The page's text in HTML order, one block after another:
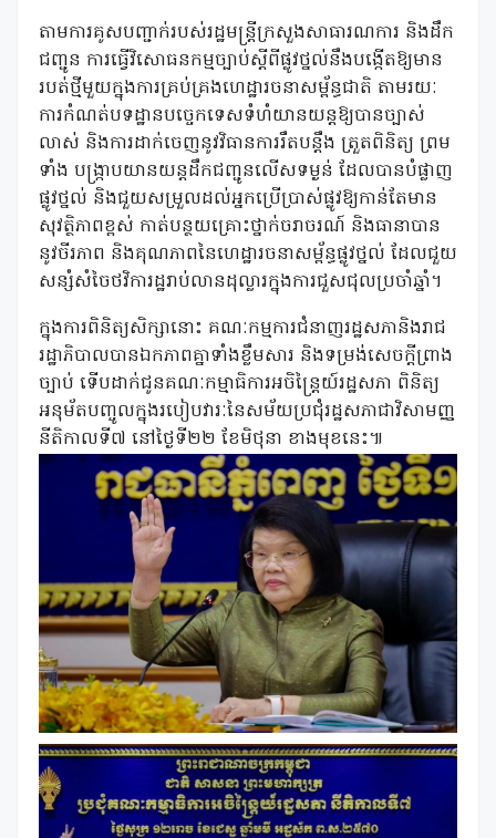
តាមការគូសបញ្ជាក់របស់រដ្ឋមន្ត្រីក្រសួងសាធារណការ និងដឹក
ជញ្ជូន ការធ្វើវិសោធនកម្មច្បាប់ស្តីពីផ្លូវថ្នល់នឹងបង្កើតឱ្យមាន
របត់ថ្មីមួយក្នុងការគ្រប់គ្រងហេដ្ឋារចនាសម្ព័ន្ធជាតិ តាមរយៈ
ការកំណត់បទដ្ឋានបច្ចេកទេសទំហំយានយន្តឱ្យបានច្បាស់
លាស់ និងការដាក់ចេញនូវវិធានការរឹតបន្តឹង ត្រួតពិនិត្យ ព្រម
ទាំង បង្ក្រាបយានយន្តដឹកជញ្ជូនលើសទម្ងន់ ដែលបានបំផ្លាញ
ផ្លូវថ្នល់ និងជួយសម្រួលដល់អ្នកប្រើប្រាស់ផ្លូវឱ្យកាន់តែមាន
សុវត្ថិភាពខ្ពស់ កាត់បន្ថយគ្រោះថ្នាក់ចរាចរណ៍ និងធានាបាន
នូវចីរភាព និងគុណភាពនៃហេដ្ឋារចនាសម្ព័ន្ធផ្លូវថ្នល់ ដែលជួយ
សន្សំសំចៃថវិការដ្ឋរាប់លានដុល្លារក្នុងការជួសជុលប្រចាំឆ្នាំ។
ក្នុងការពិនិត្យសិក្សានោះ គណៈកម្មការជំនាញរដ្ឋសភានិងរាជ
រដ្ឋាភិបាលបានឯកភាពគ្នាទាំងខ្លឹមសារ និងទម្រង់សេចក្តីព្រាង
ច្បាប់ ទើបដាក់ជូនគណៈកម្មាធិការអចិន្រ្តៃយ៍រដ្ឋសភា ពិនិត្យ
អនុម័តបញ្ចូលក្នុងរបៀបវារៈនៃសម័យប្រជុំរដ្ឋសភាជាវិសាមញ្ញ
នីតិកាលទី៧ នៅថ្ងៃទី២២ ខែមិថុនា ខាងមុខនេះ៕